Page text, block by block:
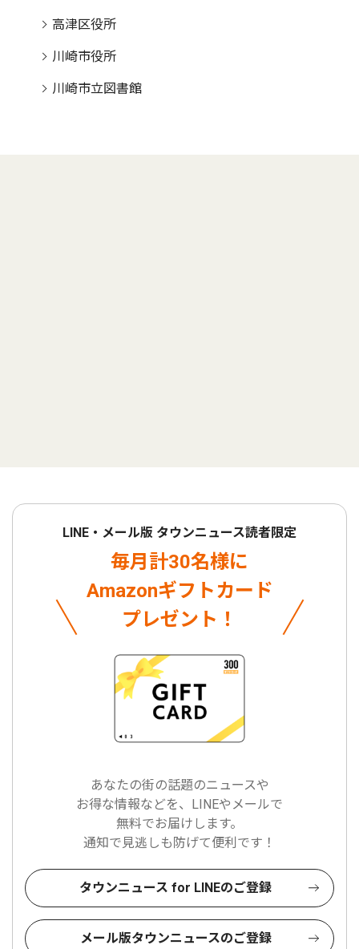
高津区役所
川崎市役所
川崎市立図書館
LINE・メール版 タウンニュース読者限定
毎月計30名様に
Amazonギフトカード
プレゼント！
あなたの街の話題のニュースや
お得な情報などを、LINEやメールで
無料でお届けします。
通知で見逃しも防げて便利です！
タウンニュース for LINEのご登録
メール版タウンニュースのご登録